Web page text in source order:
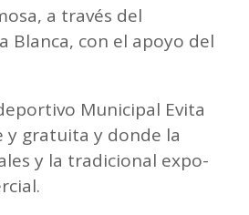
a través del
Blanca, con el apoyo del
Municipal Evita
y gratuita y donde la
y la tradicional expo-